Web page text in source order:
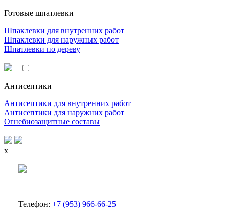
Готовые шпатлевки
Шпаклевки для внутренних работ
Шпаклевки для наружных работ
Шпатлевки по дереву
Антисептики
Антисептики для внутренних работ
Антисептики для наружних работ
Огнебиозащитные составы
x
Телефон: +7 (953) 966-66-25